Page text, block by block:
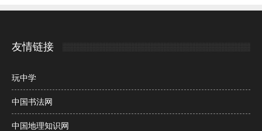
友情链接
玩中学
中国书法网
中国地理知识网